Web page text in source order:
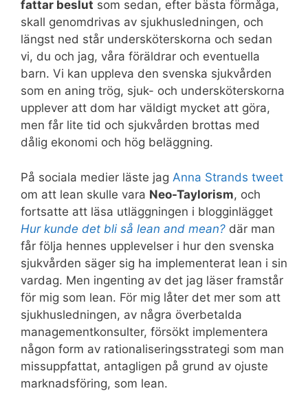
fattar beslut som sedan, efter bästa förmåga,
skall genomdrivas av sjukhusledningen, och
längst ned står undersköterskorna och sedan
vi, du och jag, våra föräldrar och eventuella
barn. Vi kan uppleva den svenska sjukvården
som en aning trög, sjuk- och undersköterskorna
upplever att dom har väldigt mycket att göra,
men får lite tid och sjukvården brottas med
dålig ekonomi och hög beläggning.
På sociala medier läste jag Anna Strands tweet
om att lean skulle vara Neo-Taylorism, och
fortsatte att läsa utläggningen i blogginlägget
Hur kunde det bli så lean and mean? där man
får följa hennes upplevelser i hur den svenska
sjukvården säger sig ha implementerat lean i sin
vardag. Men ingenting av det jag läser framstår
för mig som lean. För mig låter det mer som att
sjukhusledningen, av några överbetalda
managementkonsulter, försökt implementera
någon form av rationaliseringsstrategi som man
missuppfattat, antagligen på grund av ojuste
marknadsföring, som lean.